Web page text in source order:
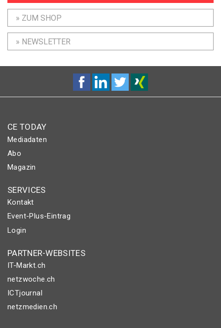
» ZUM SHOP
» NEWSLETTER
CE TODAY
Mediadaten
Abo
Magazin
SERVICES
Kontakt
Event-Plus-Eintrag
Login
PARTNER-WEBSITES
IT-Markt.ch
netzwoche.ch
ICTjournal
netzmedien.ch